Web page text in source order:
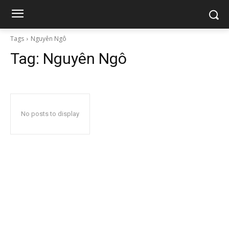
Tags Nguyên Ngô
Tag: Nguyên Ngô
No posts to display